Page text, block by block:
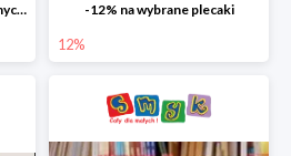
Wyprzedaż artykułów szkolnych w Smyku do -80% -12% na wybrane plecaki
12%